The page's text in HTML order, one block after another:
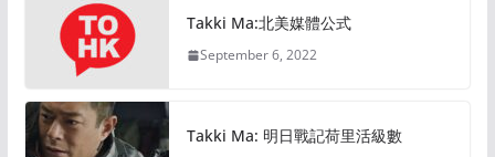
Takki Ma:北美媒體公式
September 6, 2022
Takki Ma: 明日戰記荷里活級數